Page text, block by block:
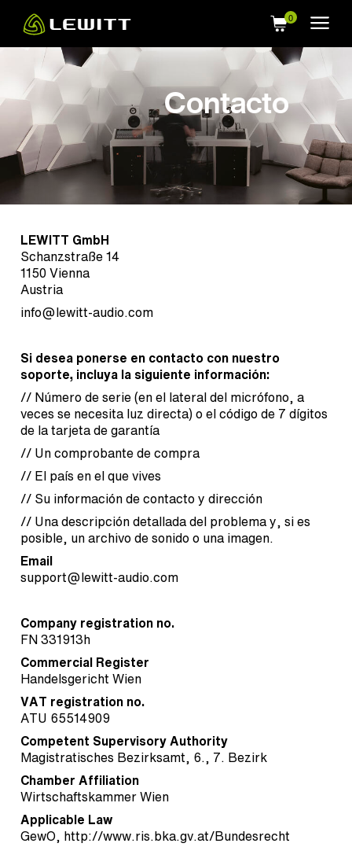
main
content
Contacto
LEWITT GmbH
Schanzstraße 14
1150 Vienna
Austria
info@lewitt-audio.com
Si desea ponerse en contacto con nuestro
soporte, incluya la siguiente información:
// Número de serie (en el lateral del micrófono, a
veces se necesita luz directa) o el código de 7 dígitos
de la tarjeta de garantía
// Un comprobante de compra
// El país en el que vives
// Su información de contacto y dirección
// Una descripción detallada del problema y, si es
posible, un archivo de sonido o una imagen.
Email
support@lewitt-audio.com
Company registration no.
FN 331913h
Commercial Register
Handelsgericht Wien
VAT registration no.
ATU 65514909
Competent Supervisory Authority
Magistratisches Bezirksamt, 6., 7. Bezirk
Chamber Affiliation
Wirtschaftskammer Wien
Applicable Law
GewO, http://www.ris.bka.gv.at/Bundesrecht